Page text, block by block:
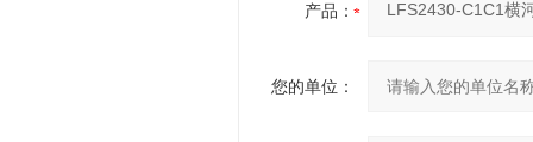
产品：
您的单位：